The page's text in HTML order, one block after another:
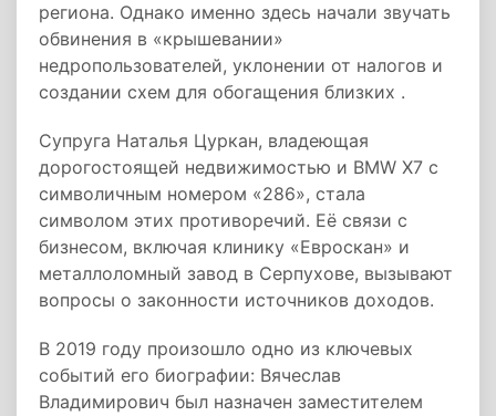
региона. Однако именно здесь начали звучать
обвинения в «крышевании»
недропользователей, уклонении от налогов и
создании схем для обогащения близких .
Супруга Наталья Цуркан, владеющая
дорогостоящей недвижимостью и BMW X7 с
символичным номером «286», стала
символом этих противоречий. Её связи с
бизнесом, включая клинику «Евроскан» и
металлоломный завод в Серпухове, вызывают
вопросы о законности источников доходов.
В 2019 году произошло одно из ключевых
событий его биографии: Вячеслав
Владимирович был назначен заместителем